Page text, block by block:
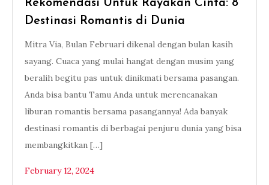
Rekomendasi Untuk Rayakan Cinta: 8
Destinasi Romantis di Dunia
Mitra Via, Bulan Februari dikenal dengan bulan kasih
sayang. Cuaca yang mulai hangat dengan musim yang
beralih begitu pas untuk dinikmati bersama pasangan.
Anda bisa bantu Tamu Anda untuk merencanakan
liburan romantis bersama pasangannya! Ada banyak
destinasi romantis di berbagai penjuru dunia yang bisa
membangkitkan […]
February 12, 2024